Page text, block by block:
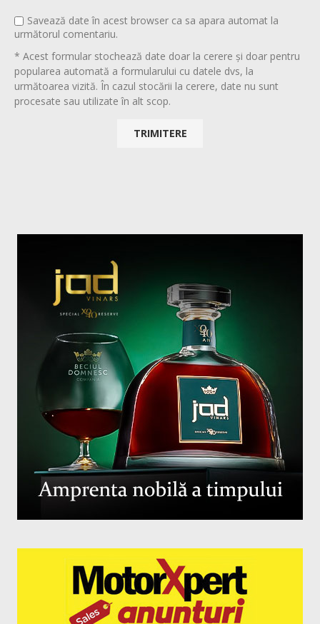
Savează date în acest browser ca sa apara automat la
următorul comentariu.
* Acest formular stochează date doar la cerere și doar pentru
popularea automată a formularului cu datele dvs, la
următoarea vizită. În cazul stocării la cerere, date nu sunt
procesate sau utilizate în alt scop.